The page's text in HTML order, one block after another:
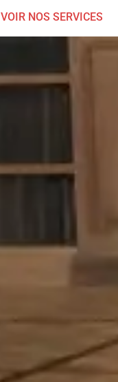
VOIR NOS SERVICES